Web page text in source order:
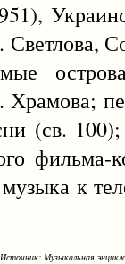
(св.
к
Музыкальная